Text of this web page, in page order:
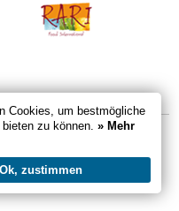
Cookies, um bestmögliche
zu können. » Mehr
Ok, zustimmen
| Karndorfstraße 26 | 4521
20 | E-Mail:
|Datenschutz